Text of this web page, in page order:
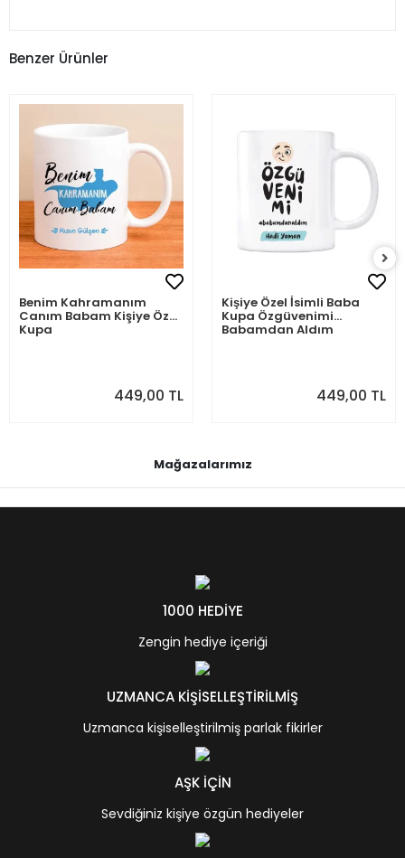
Benzer Ürünler
Benim Kahramanım
Canım Babam Kişiye Özel
Kupa
449,00 TL
Kişiye Özel İsimli Baba
Kupa Özgüvenimi
Babamdan Aldım
449,00 TL
Mağazalarımız
1000 HEDİYE
Zengin hediye içeriği
UZMANCA KİŞİSELLEŞTİRİLMİŞ
Uzmanca kişiselleştirilmiş parlak fikirler
AŞK İÇİN
Sevdiğiniz kişiye özgün hediyeler